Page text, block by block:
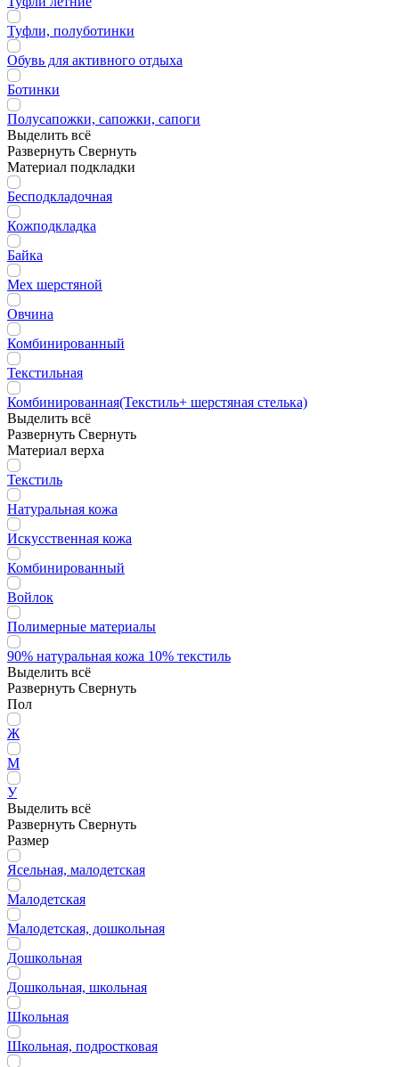
Туфли, полуботинки
Обувь для активного отдыха
Ботинки
Полусапожки, сапожки, сапоги
Выделить всё
Развернуть Свернуть
Материал подкладки
Бесподкладочная
Кожподкладка
Байка
Мех шерстяной
Овчина
Комбинированный
Текстильная
Комбинированная(Текстиль+ шерстяная стелька)
Выделить всё
Развернуть Свернуть
Материал верха
Текстиль
Натуральная кожа
Искусственная кожа
Комбинированный
Войлок
Полимерные материалы
90% натуральная кожа 10% текстиль
Выделить всё
Развернуть Свернуть
Пол
Ж
М
У
Выделить всё
Развернуть Свернуть
Размер
Ясельная, малодетская
Малодетская
Малодетская, дошкольная
Дошкольная
Дошкольная, школьная
Школьная
Школьная, подростковая